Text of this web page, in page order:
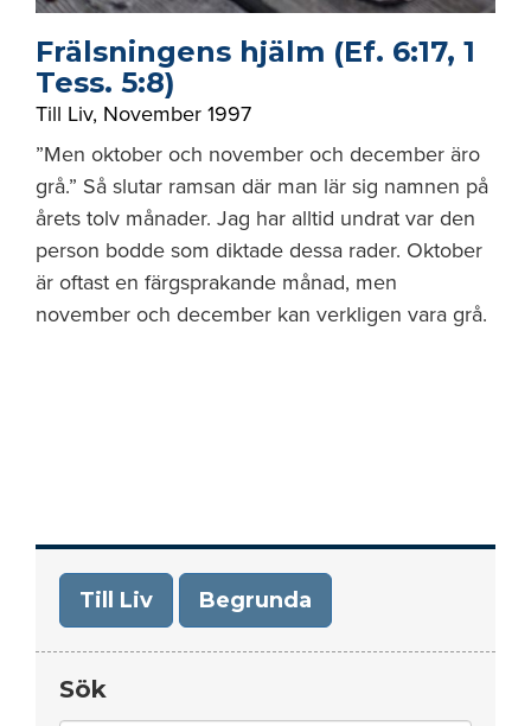
Frälsningens hjälm (Ef. 6:17, 1
Tess. 5:8)
Till Liv, November 1997
”Men oktober och november och december äro
grå.” Så slutar ramsan där man lär sig namnen på
årets tolv månader. Jag har alltid undrat var den
person bodde som diktade dessa rader. Oktober
är oftast en färgsprakande månad, men
november och december kan verkligen vara grå.
Till Liv Begrunda
Sök